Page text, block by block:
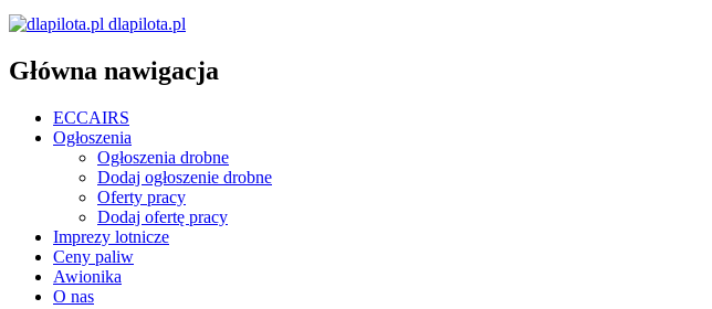
dlapilota.pl
Główna nawigacja
ECCAIRS
Ogłoszenia
Ogłoszenia drobne
Dodaj ogłoszenie drobne
Oferty pracy
Dodaj ofertę pracy
Imprezy lotnicze
Ceny paliw
Awionika
O nas